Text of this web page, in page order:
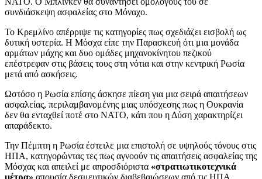
συνδιάσκεψη ασφαλείας στο Μόναχο.
Το Κρεμλίνο απέρριψε τις κατηγορίες πως σχεδιάζει εισβολή ως
δυτική υστερία. Η Μόσχα είπε την Παρασκευή ότι μια μονάδα
αρμάτων μάχης και δυο ομάδες μηχανοκίνητου πεζικού
επέστρεφαν στις βάσεις τους στη νότια και στην κεντρική Ρωσία
μετά από ασκήσεις.
Ωστόσο η Ρωσία επίσης άσκησε πίεση για μια σειρά απαιτήσεων
ασφαλείας, περιλαμβανομένης μιας υπόσχεσης πως η Ουκρανία
δεν θα ενταχθεί ποτέ στο ΝΑΤΟ, κάτι που η Δύση χαρακτηρίζει
απαράδεκτο.
Την Πέμπτη η Ρωσία έστειλε μια επιστολή σε υψηλούς τόνους στις
ΗΠΑ, κατηγορώντας τες πως αγνοούν τις απαιτήσεις ασφαλείας της
Μόσχας και απειλεί με απροσδιόριστα «στρατιωτικοτεχνικά
μέτρα» απουσία δεσμευτικών διαβεβαιώσεων από τις ΗΠΑ.